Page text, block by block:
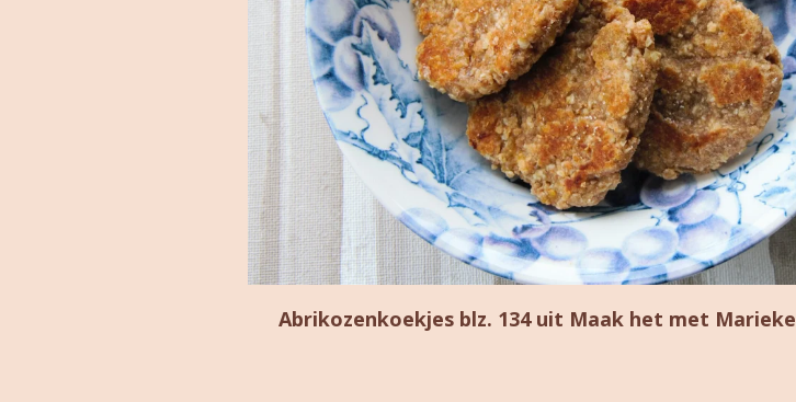
Abrikozenkoekjes blz. 134 uit Maak het met Marieke